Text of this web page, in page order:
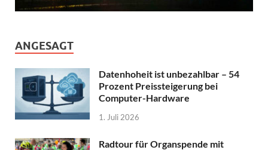
ANGESAGT
Datenhoheit ist unbezahlbar – 54
Prozent Preissteigerung bei
Computer-Hardware
1. Juli 2026
Radtour für Organspende mit